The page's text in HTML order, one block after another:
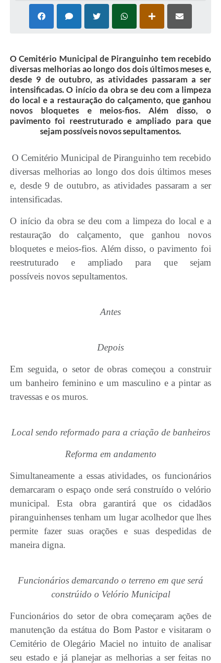
O Cemitério Municipal de Piranguinho tem recebido
diversas melhorias ao longo dos dois últimos meses e,
desde 9 de outubro, as atividades passaram a ser
intensificadas. O início da obra se deu com a limpeza
do local e a restauração do calçamento, que ganhou
novos bloquetes e meios-fios. Além disso, o
pavimento foi reestruturado e ampliado para que
sejam possíveis novos sepultamentos.
O Cemitério Municipal de Piranguinho tem recebido
diversas melhorias ao longo dos dois últimos meses
e, desde 9 de outubro, as atividades passaram a ser
intensificadas.
O início da obra se deu com a limpeza do local e a
restauração do calçamento, que ganhou novos
bloquetes e meios-fios. Além disso, o pavimento foi
reestruturado e ampliado para que sejam
possíveis novos sepultamentos.
Antes
Depois
Em seguida, o setor de obras começou a construir
um banheiro feminino e um masculino e a pintar as
travessas e os muros.
Local sendo reformado para a criação de banheiros
Reforma em andamento
Simultaneamente a essas atividades, os funcionários
demarcaram o espaço onde será construído o velório
municipal. Esta obra garantirá que os cidadãos
piranguinhenses tenham um lugar acolhedor que lhes
permite fazer suas orações e suas despedidas de
maneira digna.
Funcionários demarcando o terreno em que será
constrúido o Velório Municipal
Funcionários do setor de obra começaram ações de
manutenção da estátua do Bom Pastor e visitaram o
Cemitério de Olegário Maciel no intuito de analisar
seu estado e já planejar as melhorias a ser feitas no